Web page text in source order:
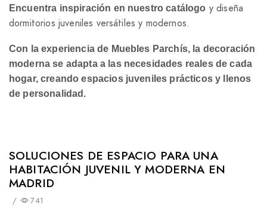
Encuentra inspiración en nuestro catálogo y diseña
dormitorios juveniles versátiles y modernos.
Con la experiencia de Muebles Parchís, la decoración
moderna se adapta a las necesidades reales de cada
hogar, creando espacios juveniles prácticos y llenos
de personalidad.
SOLUCIONES DE ESPACIO PARA UNA
HABITACIÓN JUVENIL Y MODERNA EN
MADRID
/ 741